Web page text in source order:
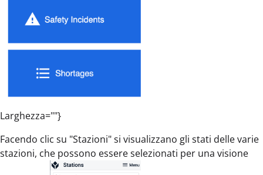
Larghezza=""}
Facendo clic su "Stazioni" si visualizzano gli stati delle varie
stazioni, che possono essere selezionati per una visione